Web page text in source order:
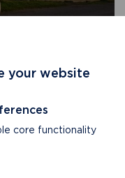
cam i ymateb i
Penfro yw hybu
er mwyn sicrhau
yn gyntaf’.
your website
core functionality